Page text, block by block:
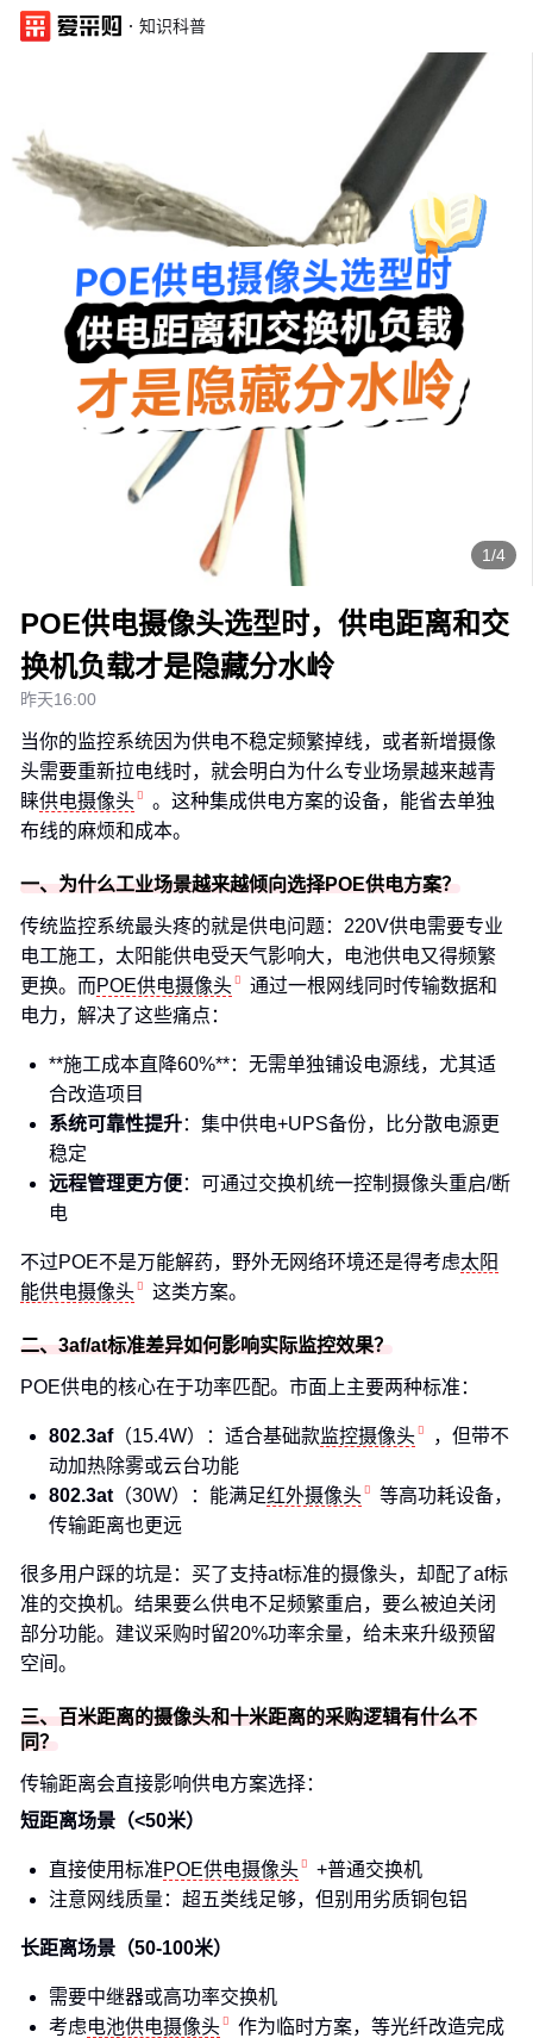
· 知识科普
1/4
POE供电摄像头选型时，供电距离和交
换机负载才是隐藏分水岭
昨天16:00
当你的监控系统因为供电不稳定频繁掉线，或者新增摄像
头需要重新拉电线时，就会明白为什么专业场景越来越青
睐供电摄像头
。这种集成供电方案的设备，能省去单独
布线的麻烦和成本。
一、为什么工业场景越来越倾向选择POE供电方案？
传统监控系统最头疼的就是供电问题：220V供电需要专业
电工施工，太阳能供电受天气影响大，电池供电又得频繁
更换。而POE供电摄像头
通过一根网线同时传输数据和
电力，解决了这些痛点：
**施工成本直降60%**：无需单独铺设电源线，尤其适
合改造项目
系统可靠性提升：集中供电+UPS备份，比分散电源更
稳定
远程管理更方便：可通过交换机统一控制摄像头重启/断
电
不过POE不是万能解药，野外无网络环境还是得考虑太阳
能供电摄像头
这类方案。
二、3af/at标准差异如何影响实际监控效果？
POE供电的核心在于功率匹配。市面上主要两种标准：
802.3af（15.4W）：适合基础款监控摄像头
，但带不
动加热除雾或云台功能
802.3at （30W）：能满足红外摄像头
等高功耗设备，
传输距离也更远
很多用户踩的坑是：买了支持at标准的摄像头，却配了af标
准的交换机。结果要么供电不足频繁重启，要么被迫关闭
部分功能。建议采购时留20%功率余量，给未来升级预留
空间。
三、百米距离的摄像头和十米距离的采购逻辑有什么不
同？
传输距离会直接影响供电方案选择：
短距离场景（<50米）
直接使用标准POE供电摄像头
+普通交换机
注意网线质量：超五类线足够，但别用劣质铜包铝
长距离场景（50-100米）
需要中继器或高功率交换机
考虑电池供电摄像头 作为临时方案，等光纤改造完成